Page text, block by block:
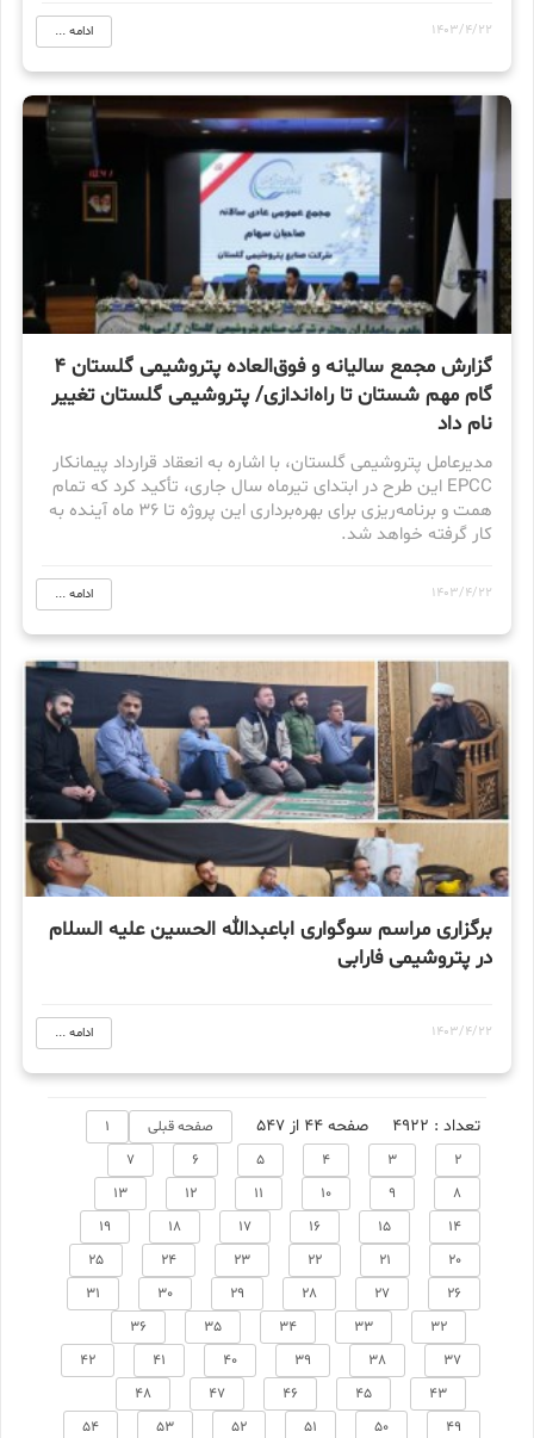
1403/4/22 ادامه ...
گزارش مجمع سالیانه و فوق‌العاده پتروشیمی گلستان ۴
گام مهم شستان تا راه‌اندازی/ پتروشیمی گلستان تغییر
نام داد
مدیرعامل پتروشیمی گلستان، با اشاره به انعقاد قرارداد پیمانکار
EPCC این طرح در ابتدای تیرماه سال جاری، تأکید کرد که تمام
همت و برنامه‌ریزی برای بهره‌برداری این پروژه تا ۳۶ ماه آینده به
کار گرفته خواهد شد.
1403/4/22 ادامه ...
برگزاری مراسم سوگواری اباعبدالله الحسین علیه السلام
در پتروشیمی فارابی
1403/4/22 ادامه ...
تعداد : 4922 صفحه 44 از 547 صفحه قبلی
1
2
3
4
5
6
7
8
9
10
11
12
13
14
15
16
17
18
19
20
21
22
23
24
25
26
27
28
29
30
31
32
33
34
35
36
37
38
39
40
41
42
43
45
46
47
48
49
50
51
52
53
54